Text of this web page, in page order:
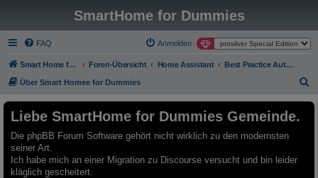
SmartHome for Dummies
FAQ Anmelden
Smart Home for Dummies Foren-Übersicht Home Assistant Best Practice Automatisierungen
Über Smart Homee for Dummies
Liebe SmartHome for Dummies Gemeinde.
Die phpBB Forum Software gehört nicht wirklich zu den modernsten
seiner Art.
Ich habe mich an einer Migration zu Discourse versucht und bin leider
kläglich gescheitert.